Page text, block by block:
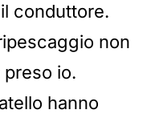
conduttore.
non
io.
hanno